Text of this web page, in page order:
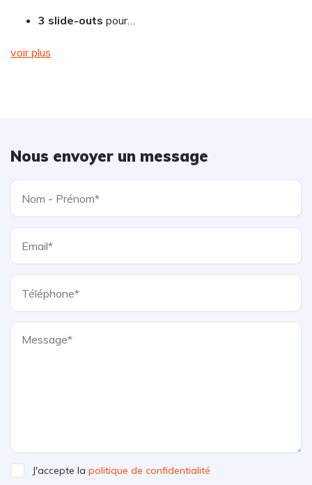
3 slide-outs pour…
voir plus
Nous envoyer un message
J'accepte la politique de confidentialité